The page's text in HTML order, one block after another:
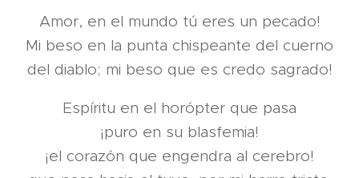
Amor, en el mundo tú eres un pecado!
Mi beso en la punta chispeante del cuerno
del diablo; mi beso que es credo sagrado!
Espíritu en el horópter que pasa
¡puro en su blasfemia!
¡el corazón que engendra al cerebro!